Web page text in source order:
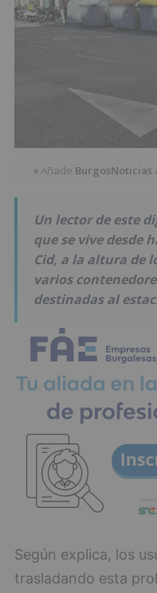
★Añade BurgosNoticias
Un lector de este
que se vive desde
Cid, a la altura de
varios
destinadas al
Según explica, los
trasladando esta